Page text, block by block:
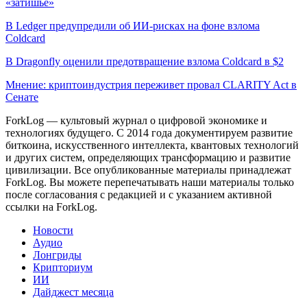
В Ledger предупредили об ИИ-рисках на фоне взлома
Coldcard
В Dragonfly оценили предотвращение взлома Coldcard в $2
Мнение: криптоиндустрия переживет провал CLARITY Act в
Сенате
ForkLog — культовый журнал о цифровой экономике и
технологиях будущего. С 2014 года документируем развитие
биткоина, искусственного интеллекта, квантовых технологий
и других систем, определяющих трансформацию и развитие
цивилизации. Все опубликованные материалы принадлежат
ForkLog. Вы можете перепечатывать наши материалы только
после согласования с редакцией и с указанием активной
ссылки на ForkLog.
Новости
Аудио
Лонгриды
Крипториум
ИИ
Дайджест месяца